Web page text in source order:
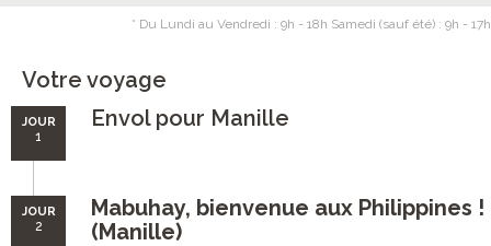
* Du Lundi au Vendredi : 9h - 18h Samedi (sauf été) : 9h - 17h
Votre voyage
JOUR
1
Envol pour Manille
JOUR
2
Mabuhay, bienvenue aux Philippines !
(Manille)